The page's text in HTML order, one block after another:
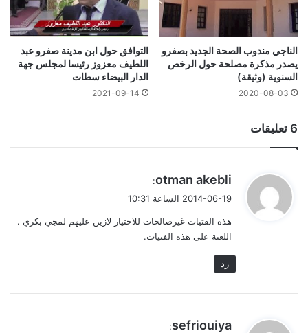
الناجي مندوب الصحة الجديد بصفرو
يصدر مذكرة مصلحة حول الرخص
السنوية (وثيقة)
2020-08-03
التوافق حول ابن مدينة صفرو عبد
اللطيف معزوز رئيسا لمجلس جهة
الدار البيضاء سطات
2021-09-14
‫6 تعليقات
ي
ل
otman akebli
:
2014-06-19 الساعة 10:31
هذه الفتيات غيرصالحات للاختيار لازين عليهم لمجي بكري .
اللعنة على هذه الفتيات.
رد
ي
sefriouiya
: